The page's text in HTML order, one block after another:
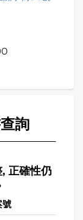
詢
正確性仍
號